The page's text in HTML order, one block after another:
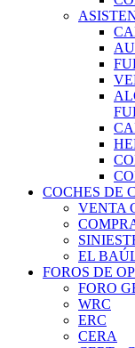
COCHES DE
VENTA
EL
FOROS DE
FORO
WRC
ERC
CERA